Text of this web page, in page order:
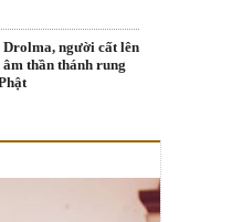
người cất lên
thần thánh rung